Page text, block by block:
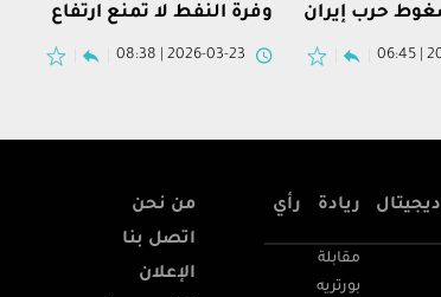
حرب إيران
وفرة النفط لا تمنع ارتفاع
2026-03-23 | 08:38
من نحن
اتصل بنا
الإعلان
ديجيتال ريادة
مقابلة
بورتريه
رأي